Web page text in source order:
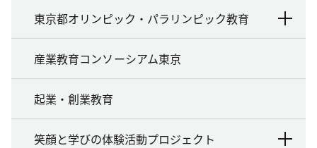
東京都オリンピック・パラリンピック教育
産業教育コンソーシアム東京
起業・創業教育
笑顔と学びの体験活動プロジェクト